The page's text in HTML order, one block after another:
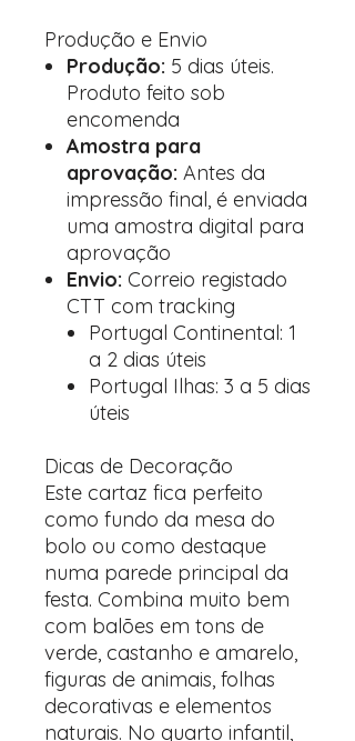
Produção e Envio
Produção: 5 dias úteis.
Produto feito sob
encomenda
Amostra para
aprovação: Antes da
impressão final, é enviada
uma amostra digital para
aprovação
Envio: Correio registado
CTT com tracking
Portugal Continental: 1
a 2 dias úteis
Portugal Ilhas: 3 a 5 dias
úteis
Dicas de Decoração
Este cartaz fica perfeito
como fundo da mesa do
bolo ou como destaque
numa parede principal da
festa. Combina muito bem
com balões em tons de
verde, castanho e amarelo,
figuras de animais, folhas
decorativas e elementos
naturais. No quarto infantil,